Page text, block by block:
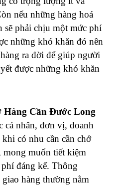
nếu những hàng hoá
sẽ phải chịu một mức phí
những khó khăn đó nên
ra đời để giúp người
được những khó khăn
Hàng Cần Đước Long
cá nhân, đơn vị, doanh
có nhu cần cần chở
muốn tiết kiệm
đáng kể. Thông
hàng thường nằm